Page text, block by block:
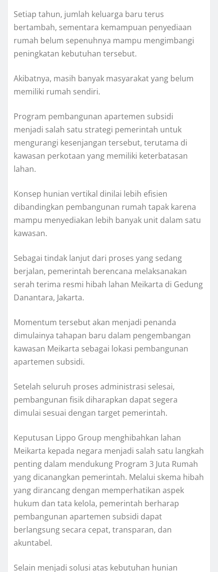
Setiap tahun, jumlah keluarga baru terus
bertambah, sementara kemampuan penyediaan
rumah belum sepenuhnya mampu mengimbangi
peningkatan kebutuhan tersebut.
Akibatnya, masih banyak masyarakat yang belum
memiliki rumah sendiri.
Program pembangunan apartemen subsidi
menjadi salah satu strategi pemerintah untuk
mengurangi kesenjangan tersebut, terutama di
kawasan perkotaan yang memiliki keterbatasan
lahan.
Konsep hunian vertikal dinilai lebih efisien
dibandingkan pembangunan rumah tapak karena
mampu menyediakan lebih banyak unit dalam satu
kawasan.
Sebagai tindak lanjut dari proses yang sedang
berjalan, pemerintah berencana melaksanakan
serah terima resmi hibah lahan Meikarta di Gedung
Danantara, Jakarta.
Momentum tersebut akan menjadi penanda
dimulainya tahapan baru dalam pengembangan
kawasan Meikarta sebagai lokasi pembangunan
apartemen subsidi.
Setelah seluruh proses administrasi selesai,
pembangunan fisik diharapkan dapat segera
dimulai sesuai dengan target pemerintah.
Keputusan Lippo Group menghibahkan lahan
Meikarta kepada negara menjadi salah satu langkah
penting dalam mendukung Program 3 Juta Rumah
yang dicanangkan pemerintah. Melalui skema hibah
yang dirancang dengan memperhatikan aspek
hukum dan tata kelola, pemerintah berharap
pembangunan apartemen subsidi dapat
berlangsung secara cepat, transparan, dan
akuntabel.
Selain menjadi solusi atas kebutuhan hunian